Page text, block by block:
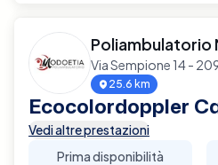
Poliambulatorio
Via Sempione 14 -
25.6 km
Ecocolordoppler
Vedi altre prestazioni
Prima disponibilità